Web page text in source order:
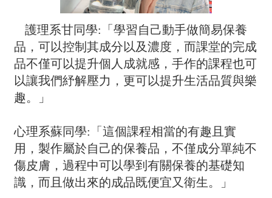
護理系甘同學:「學習自己動手做簡易保養
品，可以控制其成分以及濃度，而課堂的完成
品不僅可以提升個人成就感，手作的課程也可
以讓我們紓解壓力，更可以提升生活品質與樂
趣。」
心理系蘇同學:「這個課程相當的有趣且實
用，製作屬於自己的保養品，不僅成分單純不
傷皮膚，過程中可以學到有關保養的基礎知
識，而且做出來的成品既便宜又衛生。」